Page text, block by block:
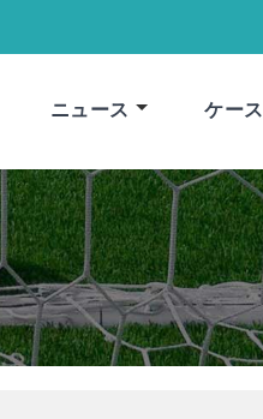
ニュース ケース